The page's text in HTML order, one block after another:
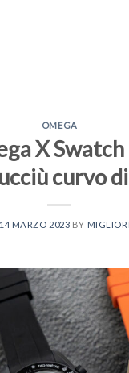
OMEGA
X
curvo
14 MARZO 2023 BY